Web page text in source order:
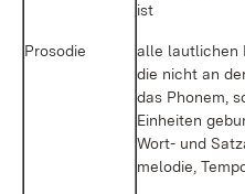
ist
Pro­so­die
al­le laut­li­chen
die nicht an
das Pho­nem,
Ein­hei­ten
Wort- und
me­lo­die,